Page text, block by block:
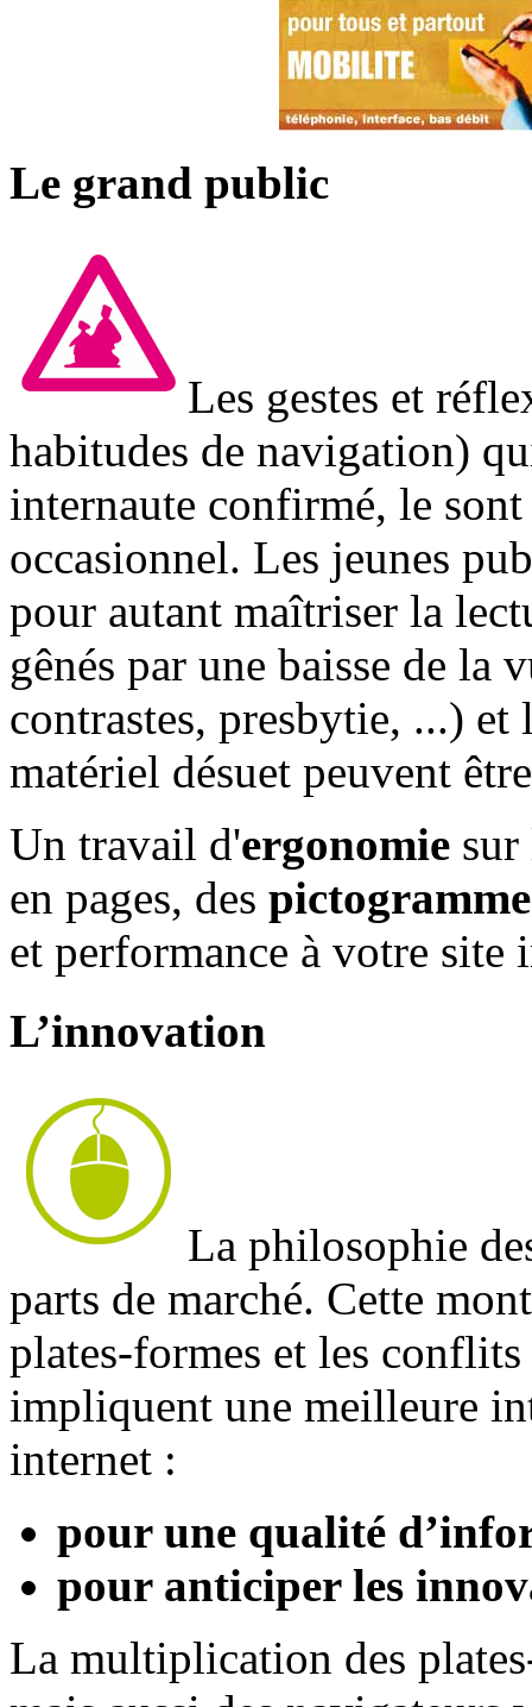
Le grand public
Les gestes et
habitudes de navigation)
internaute confirmé, le
occasionnel. Les jeunes
pour autant maîtriser la
gênés par une baisse de la
contrastes, presbytie, ...) et
matériel désuet peuvent
Un travail d'ergonomie
en pages, des
et performance à votre site
L’innovation
La philosophie
parts de marché. Cette
plates-formes et les
impliquent une meilleure
internet :
pour une qualité
pour anticiper les
La multiplication des